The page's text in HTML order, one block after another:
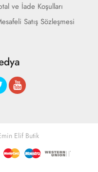
ve İade Koşulları
Satış Sözleşmesi
Elif Butik